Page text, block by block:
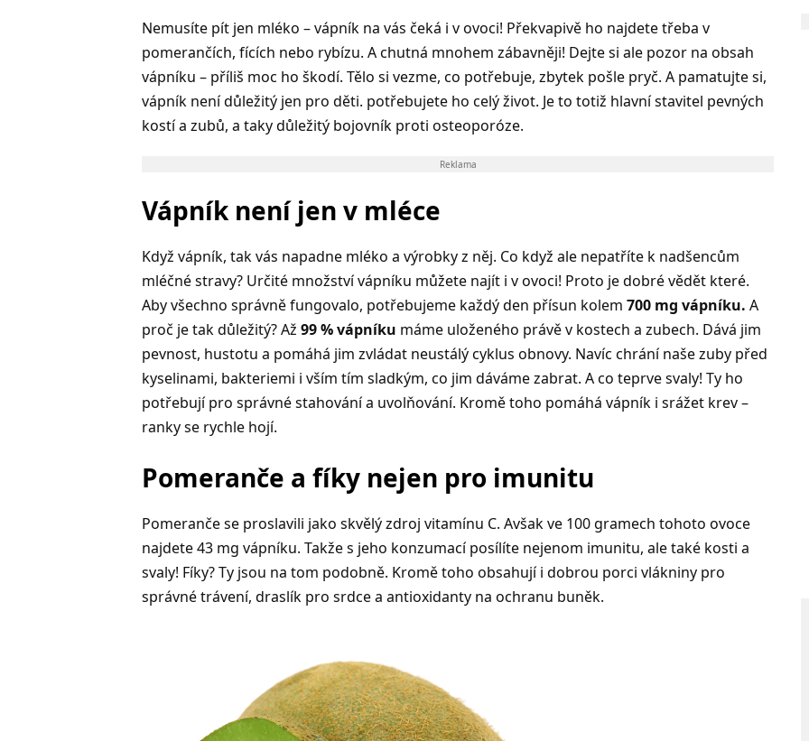
Nemusíte pít jen mléko – vápník na vás čeká i v ovoci! Překvapivě ho najdete třeba v
pomerančích, fících nebo rybízu. A chutná mnohem zábavněji! Dejte si ale pozor na obsah
vápníku – příliš moc ho škodí. Tělo si vezme, co potřebuje, zbytek pošle pryč. A pamatujte si,
vápník není důležitý jen pro děti. potřebujete ho celý život. Je to totiž hlavní stavitel pevných
kostí a zubů, a taky důležitý bojovník proti osteoporóze.
Reklama
Vápník není jen v mléce
Když vápník, tak vás napadne mléko a výrobky z něj. Co když ale nepatříte k nadšencům
mléčné stravy? Určité množství vápníku můžete najít i v ovoci! Proto je dobré vědět které.
Aby všechno správně fungovalo, potřebujeme každý den přísun kolem 700 mg vápníku. A
proč je tak důležitý? Až 99 % vápníku máme uloženého právě v kostech a zubech. Dává jim
pevnost, hustotu a pomáhá jim zvládat neustálý cyklus obnovy. Navíc chrání naše zuby před
kyselinami, bakteriemi i vším tím sladkým, co jim dáváme zabrat. A co teprve svaly! Ty ho
potřebují pro správné stahování a uvolňování. Kromě toho pomáhá vápník i srážet krev –
ranky se rychle hojí.
Pomeranče a fíky nejen pro imunitu
Pomeranče se proslavili jako skvělý zdroj vitamínu C. Avšak ve 100 gramech tohoto ovoce
najdete 43 mg vápníku. Takže s jeho konzumací posílíte nejenom imunitu, ale také kosti a
svaly! Fíky? Ty jsou na tom podobně. Kromě toho obsahují i dobrou porci vlákniny pro
správné trávení, draslík pro srdce a antioxidanty na ochranu buněk.